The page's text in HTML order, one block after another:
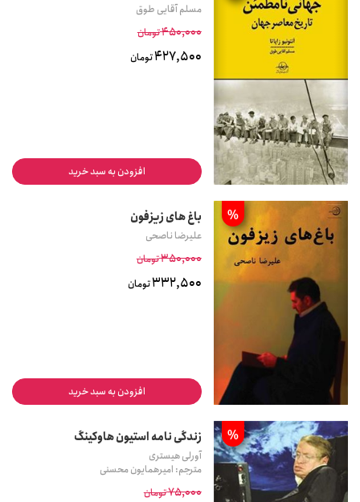
مسلم آقایی طوق
450,000تومان
427,500تومان
افزودن به سبد خرید
% باغ های زیزفون
علیرضا ناصحی
350,000تومان
332,500تومان
افزودن به سبد خرید
% زندگی نامه استیون هاوکینگ
آورلی هیستری
مترجم: امیرهمایون محسنی
75,000تومان